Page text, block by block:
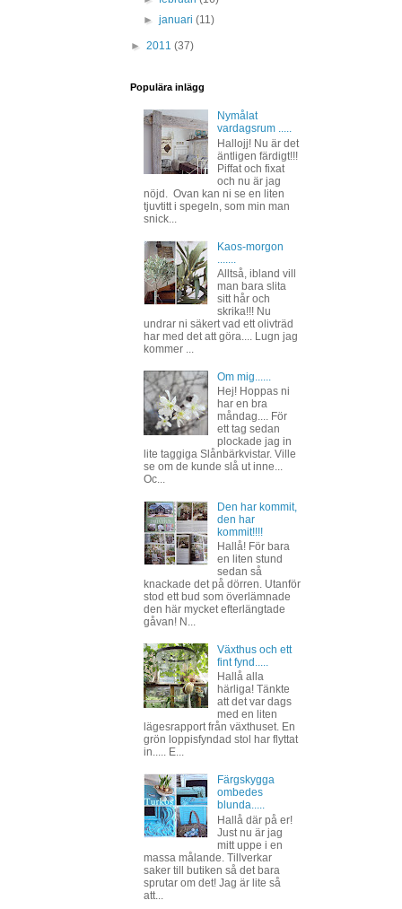
►januari(11)
► 2011 (37)
Populära inlägg
Nymålat
vardagsrum .....
Hallojj! Nu är det
äntligen färdigt!!!
Piffat och fixat
och nu är jag
nöjd. Ovan kan ni se en liten
tjuvtitt i spegeln, som min man
snick...
Kaos-morgon
Alltså, ibland vill
man bara slita
sitt hår och
skrika!!! Nu
undrar ni säkert vad ett olivträd
har med det att göra.... Lugn jag
kommer ...
Om mig......
Hej! Hoppas ni
har en bra
måndag.... För
ett tag sedan
plockade jag in
lite taggiga Slånbärkvistar. Ville
se om de kunde slå ut inne...
Oc...
Den har kommit,
den har
kommit!!!!
Hallå! För bara
en liten stund
sedan så
knackade det på dörren. Utanför
stod ett bud som överlämnade
den här mycket efterlängtade
gåvan! N...
Växthus och ett
fint fynd.....
Hallå alla
härliga! Tänkte
att det var dags
med en liten
lägesrapport från växthuset. En
grön loppisfyndad stol har flyttat
in..... E...
Färgskygga
ombedes
blunda.....
Hallå där på er!
Just nu är jag
mitt uppe i en
massa målande. Tillverkar
saker till butiken så det bara
sprutar om det! Jag är lite så
att...